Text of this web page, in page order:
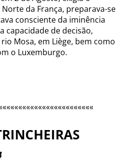
da França, preparava-se
consciente da iminência
capacidade de decisão,
Mosa, em Liège, bem como
o Luxemburgo.